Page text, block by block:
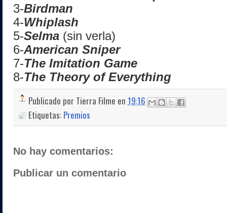
3-Birdman
4-Whiplash
5-Selma (sin verla)
6-American Sniper
7-The Imitation Game
8-The Theory of Everything
Publicado por Tierra Filme en 19:16
Etiquetas: Premios
No hay comentarios:
Publicar un comentario